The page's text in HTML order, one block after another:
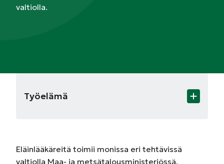
valtiolla.
Työelämä
Eläinlääkäreitä toimii monissa eri tehtävissä
valtiolla Maa- ja metsätalousministeriössä,